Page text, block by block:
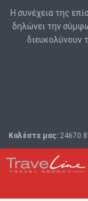
Η συνέχεια της
δηλώνει την
διευκολύνουν
Καλέστε μας: 24670